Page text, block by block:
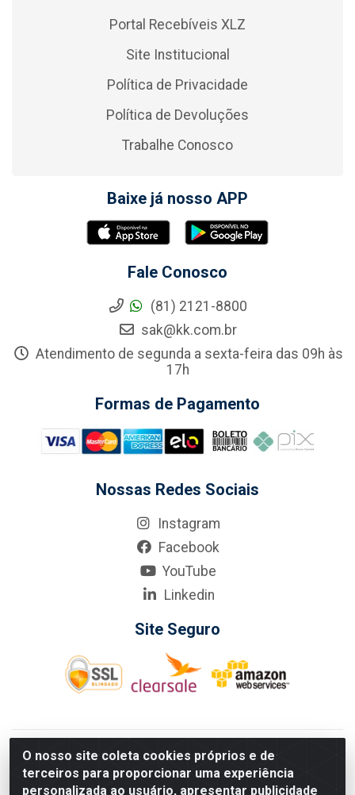
O nosso site coleta cookies próprios e de
terceiros para proporcionar uma experiência
personalizada ao usuário, apresentar publicidade
Portal Recebíveis XLZ
Site Institucional
Política de Privacidade
Política de Devoluções
Trabalhe Conosco
Baixe já nosso APP
Fale Conosco
(81) 2121-8800
sak@kk.com.br
Atendimento de segunda a sexta-feira das 09h às
17h
Formas de Pagamento
Nossas Redes Sociais
Instagram
Facebook
YouTube
Linkedin
Site Seguro
KarneKeijo Logistica Integrada LTDA - Rod. Br-101 Sul, nº3700
- Barro, Recife/PE, 50900-400 CNPJ: 24.150.377/0001-95
Estados atendidos pela KarneKeijo: PE, PB e RN.